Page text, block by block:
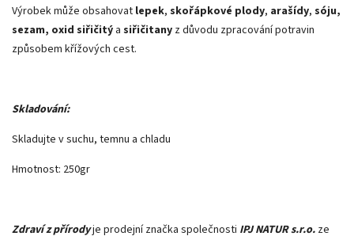
Výrobek může obsahovat lepek, skořápkové plody, arašídy, sóju,
sezam, oxid siřičitý a siřičitany z důvodu zpracování potravin
způsobem křížových cest.
Skladování:
Skladujte v suchu, temnu a chladu
Hmotnost: 250gr
Zdraví z přírodyje prodejní značka společnosti IPJ NATUR s.r.o. ze